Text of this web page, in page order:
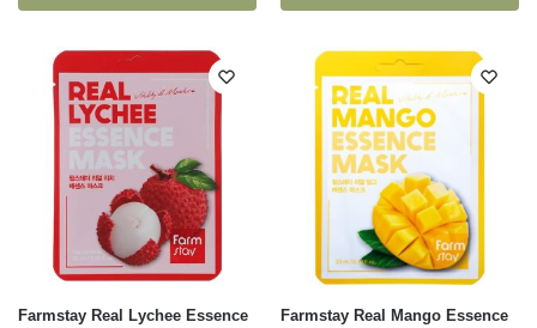
Farmstay Real Lychee Essence
Farmstay Real Mango Essence